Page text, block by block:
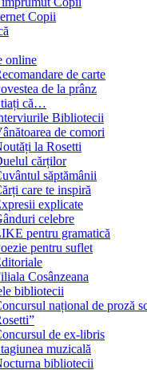
Copii
online
de carte
de la prânz
că…
Bibliotecii
de comori
la Rosetti
cărților
săptămânii
care te inspiră
explicate
celebre
pentru gramatică
pentru suflet
Cosânzeana
bibliotecii
național de proză
de ex-libris
muzicală
bibliotecii